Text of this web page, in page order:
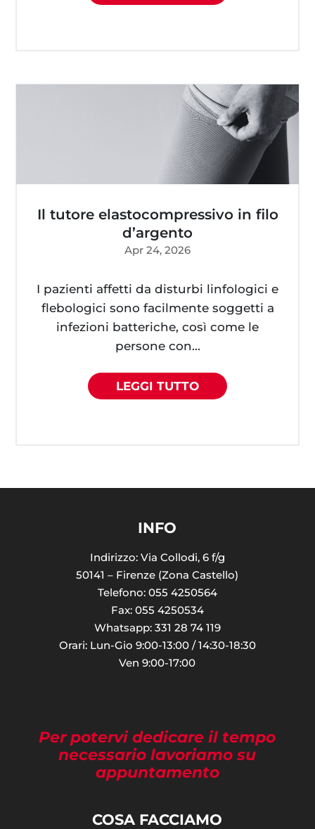
Il tutore elastocompressivo in filo
d’argento
Apr 24, 2026
I pazienti affetti da disturbi linfologici e
flebologici sono facilmente soggetti a
infezioni batteriche, così come le
persone con...
LEGGI TUTTO
INFO
Indirizzo: Via Collodi, 6 f/g
50141 – Firenze (Zona Castello)
Telefono: 055 4250564
Fax: 055 4250534
Whatsapp: 331 28 74 119
Orari: Lun-Gio 9:00-13:00 / 14:30-18:30
Ven 9:00-17:00
Per potervi dedicare il tempo
necessario lavoriamo su
appuntamento
COSA FACCIAMO